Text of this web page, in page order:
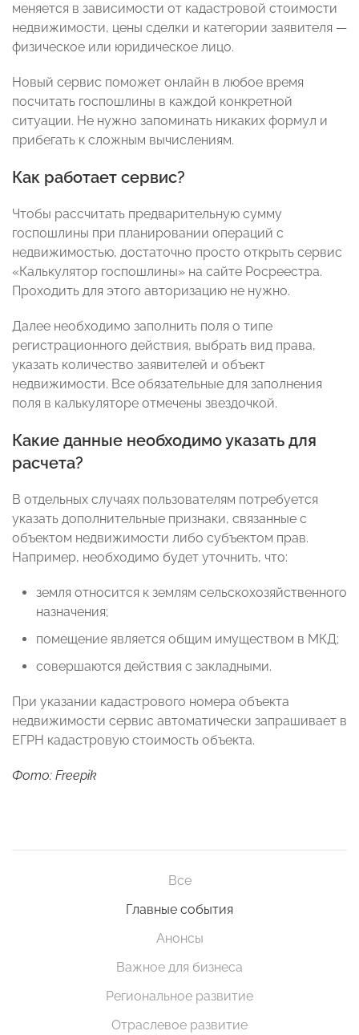
меняется в зависимости от кадастровой стоимости
недвижимости, цены сделки и категории заявителя —
физическое или юридическое лицо.
Новый сервис поможет онлайн в любое время
посчитать госпошлины в каждой конкретной
ситуации. Не нужно запоминать никаких формул и
прибегать к сложным вычислениям.
Как работает сервис?
Чтобы рассчитать предварительную сумму
госпошлины при планировании операций с
недвижимостью, достаточно просто открыть сервис
«Калькулятор госпошлины» на сайте Росреестра.
Проходить для этого авторизацию не нужно.
Далее необходимо заполнить поля о типе
регистрационного действия, выбрать вид права,
указать количество заявителей и объект
недвижимости. Все обязательные для заполнения
поля в калькуляторе отмечены звездочкой.
Какие данные необходимо указать для
расчета?
В отдельных случаях пользователям потребуется
указать дополнительные признаки, связанные с
объектом недвижимости либо субъектом прав.
Например, необходимо будет уточнить, что:
земля относится к землям сельскохозяйственного
назначения;
помещение является общим имуществом в МКД;
совершаются действия с закладными.
При указании кадастрового номера объекта
недвижимости сервис автоматически запрашивает в
ЕГРН кадастровую стоимость объекта.
Фото: Freepik
Все
Главные события
Анонсы
Важное для бизнеса
Региональное развитие
Отраслевое развитие